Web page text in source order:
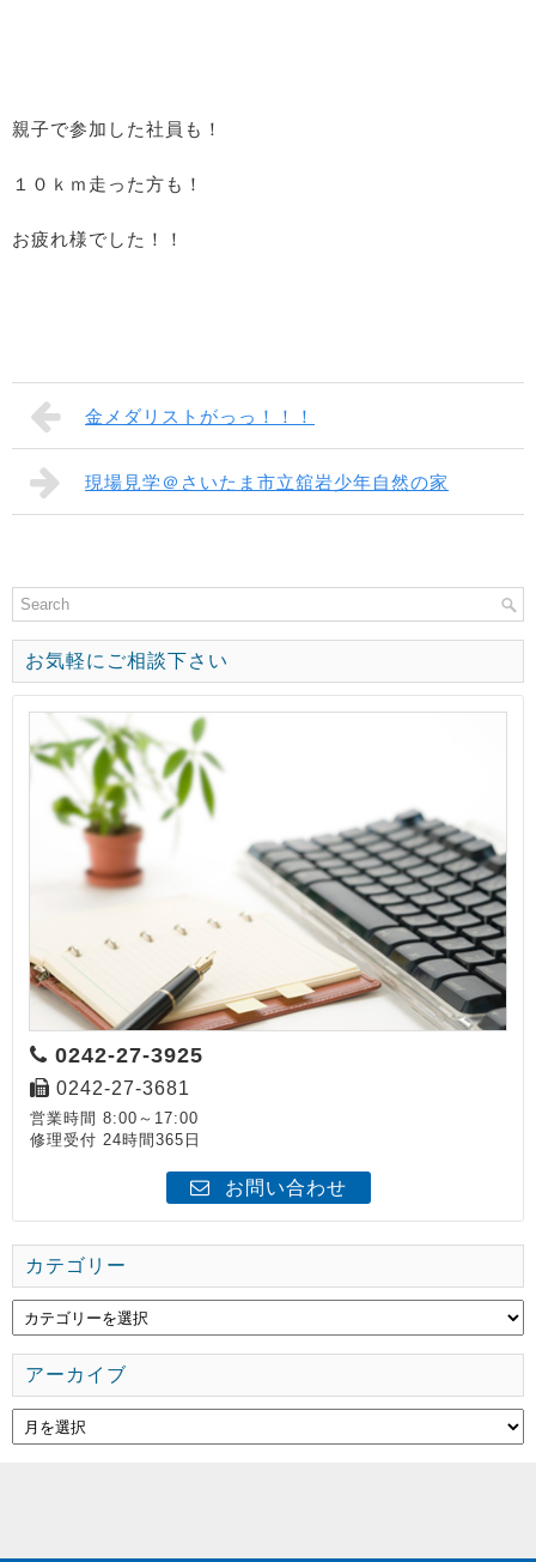
親子で参加した社員も！
１０ｋｍ走った方も！
お疲れ様でした！！
金メダリストがっっ！！！
現場見学＠さいたま市立舘岩少年自然の家
お気軽にご相談下さい
0242-27-3925
0242-27-3681
営業時間 8:00～17:00
修理受付 24時間365日
お問い合わせ
カテゴリー
アーカイブ